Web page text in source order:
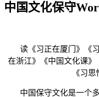
中国文化保守
读《习正在厦门》《习
在浙江》《中国文化课》
《习
中国保守文化是一个多